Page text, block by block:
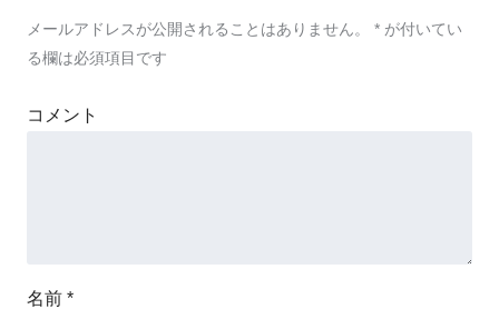
メールアドレスが公開されることはありません。 * が付いてい
る欄は必須項目です
コメント
名前 *